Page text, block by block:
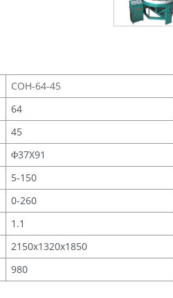
COH-64-45
64
45
Φ37X91
5-150
0-260
1.1
2150x1320x1850
980